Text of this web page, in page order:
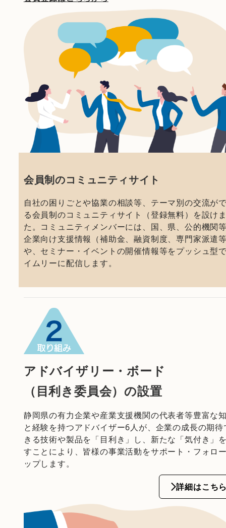
会員制のコミュニティサイト
自社の困りごとや協業の相談等、テーマ別の交流が
る会員制のコミュニティサイト（登録無料）を設け
た。コミュニティメンバーには、国、県、公的機関
企業向け支援情報（補助金、融資制度、専門家派遣
や、セミナー・イベントの開催情報等をプッシュ型
イムリーに配信します。
アドバイザリー・ボード
（目利き委員会）の設置
静岡県の有力企業や産業支援機関の代表者等豊富な
と経験を持つアドバイザー6人が、企業の成長の期待
きる技術や製品を「目利き」し、新たな「気付き」
すことにより、皆様の事業活動をサポート・フォロ
ップします。
詳細はこち